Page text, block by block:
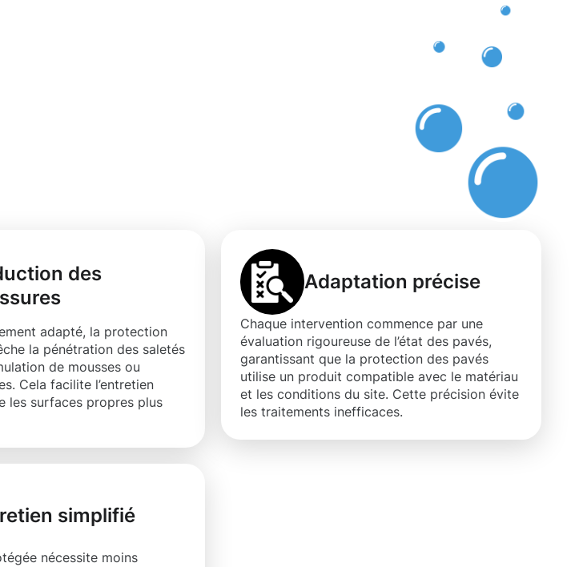
des
adapté, la protection
la pénétration des saletés
de mousses ou
Cela facilite l’entretien
les surfaces propres plus
Adaptation précise
Chaque intervention commence par une
évaluation rigoureuse de l’état des pavés,
garantissant que la protection des pavés
utilise un produit compatible avec le matériau
et les conditions du site. Cette précision évite
les traitements inefficaces.
simplifié
nécessite moins